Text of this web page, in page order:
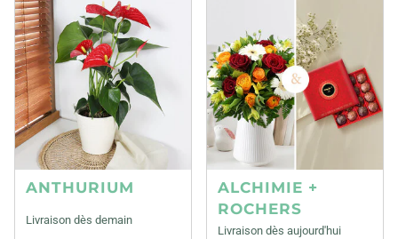
ANTHURIUM
Livraison dès demain
ALCHIMIE +
ROCHERS
Livraison dès aujourd'hui